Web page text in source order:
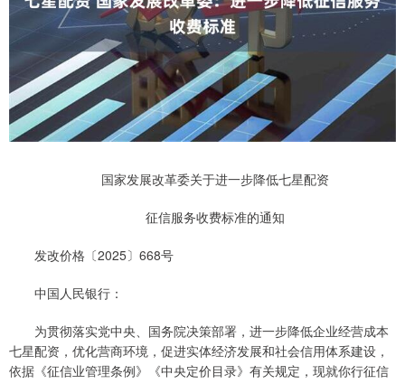
国家发展改革委关于进一步降低七星配资
征信服务收费标准的通知
发改价格〔2025〕668号
中国人民银行：
为贯彻落实党中央、国务院决策部署，进一步降低企业经营成本
七星配资，优化营商环境，促进实体经济发展和社会信用体系建设，
依据《征信业管理条例》《中央定价目录》有关规定，现就你行征信